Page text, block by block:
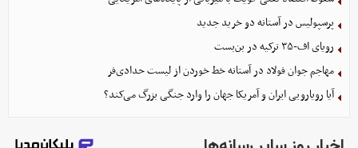
پرسپولیس در آستانه دو خرید جدید
رویای اف-۳۵ ترکیه در بن‌بست
مهاجم جوان فولاد در آستانه خط خوردن از لیست حدادی‌فر
آیا رویارویی ایران و آمریکا جهان را وارد جنگی بزرگ می‌کند؟